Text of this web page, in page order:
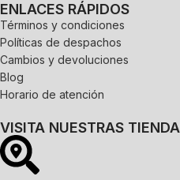
ENLACES RÁPIDOS
Términos y condiciones
Políticas de despachos
Cambios y devoluciones
Blog
Horario de atención
VISITA NUESTRAS